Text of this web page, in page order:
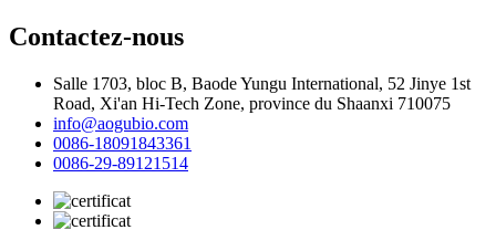
Contactez-nous
Salle 1703, bloc B, Baode Yungu International, 52 Jinye 1st
Road, Xi'an Hi-Tech Zone, province du Shaanxi 710075
info@aogubio.com
0086-18091843361
0086-29-89121514